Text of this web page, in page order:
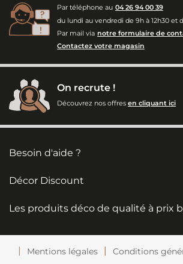
Par téléphone au 04 26 94 00 39
du lundi au vendredi de 9h à 12h30 et
Par mail via notre formulaire de
Contactez votre magasin
On recrute !
Découvrez nos offres en cliquant ici
Besoin d'aide ?
Décor Discount
Les produits déco de qualité à prix
Mentions légales
Conditions